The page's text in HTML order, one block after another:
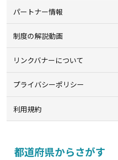
パートナー情報
制度の解説動画
リンクバナーについて
プライバシーポリシー
利用規約
都道府県からさがす